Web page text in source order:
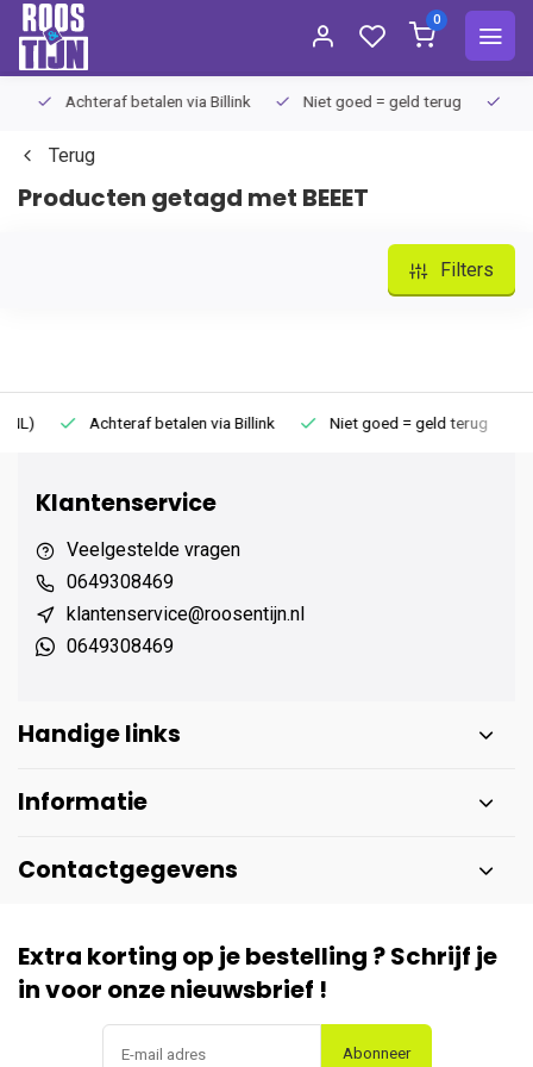
0
Achteraf betalen via Billink Niet goed = geld terug
Terug
Producten getagd met BEEET
Filters
Achteraf betalen via Billink Niet goed = geld terug
Klantenservice
Veelgestelde vragen
0649308469
klantenservice@roosentijn.nl
0649308469
Handige links
Informatie
Contactgegevens
Extra korting op je bestelling ? Schrijf je
in voor onze nieuwsbrief !
Abonneer